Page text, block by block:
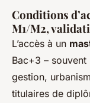
Conditions
M1/M2,
L’accès à un
Bac+3 –
gestion,
titulaires de